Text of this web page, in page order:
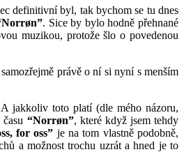
definitivní byl, tak bychom se tu dnes
. Sice by bylo hodně přehnané
muzikou, protože šlo o povedenou
právě o ní si nyní s menším
jakkoliv toto platí (dle mého názoru,
“Norrøn”, které když jsem tehdy
for oss” je na tom vlastně podobně,
a možnost trochu uzrát a hned je to